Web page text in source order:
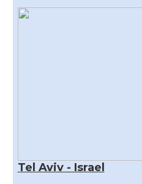
Tel Aviv - Israel